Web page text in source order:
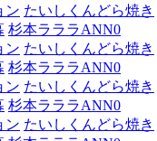
ン たいしくんどら焼き
杉本ラララANN0
ン たいしくんどら焼き
杉本ラララANN0
ン たいしくんどら焼き
杉本ラララANN0
ン たいしくんどら焼き